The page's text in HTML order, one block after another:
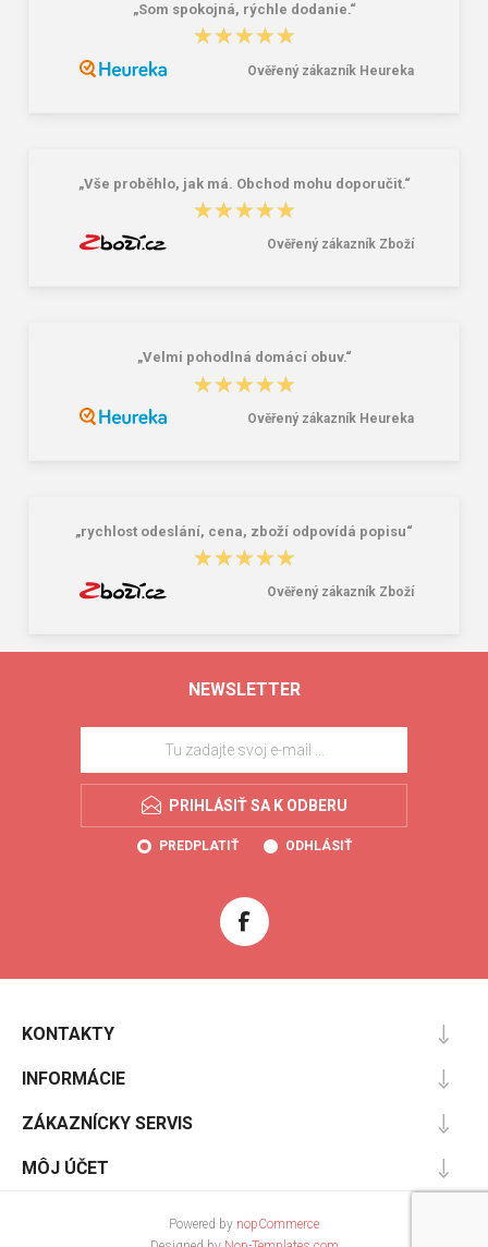
„Som spokojná, rýchle dodanie.“
★★★★★
★★★★★
Ověřený zákazník Heureka
„Vše proběhlo, jak má. Obchod mohu doporučit.“
★★★★★
★★★★★
Ověřený zákazník Zboží
„Velmi pohodlná domácí obuv.“
★★★★★
★★★★★
Ověřený zákazník Heureka
„rychlost odeslání, cena, zboží odpovídá popisu“
★★★★★
★★★★★
Ověřený zákazník Zboží
NEWSLETTER
PRIHLÁSIŤ SA K ODBERU
PREDPLATIŤ ODHLÁSIŤ
KONTAKTY
INFORMÁCIE
ZÁKAZNÍCKY SERVIS
MÔJ ÚČET
Powered by nopCommerce